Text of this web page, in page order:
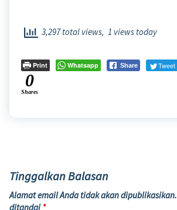
3,297 total views, 1 views today
Print Whatsapp Share Tweet
0
Shares
Tinggalkan Balasan
Alamat email Anda tidak akan dipublikasikan.
ditandai *